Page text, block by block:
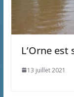
L’Orne
13 juillet 2021